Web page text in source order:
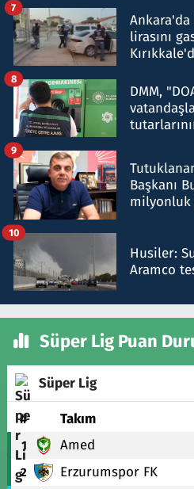
lirasını
7
DMM,
8
Başkanı
milyonluk
9
Husiler:
Aramco
10
Süper Lig Puan
Süper Lig
# Takım
1 Amed
2 Erzurumspor FK